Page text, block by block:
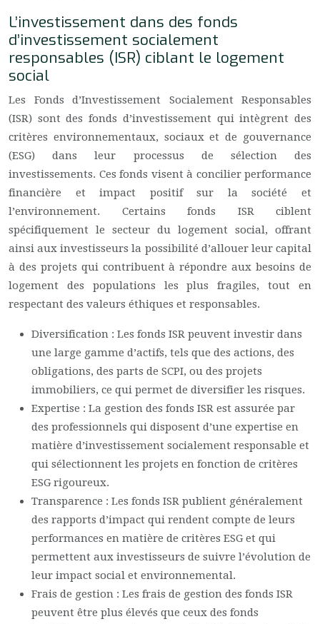
L’investissement dans des fonds
d’investissement socialement
responsables (ISR) ciblant le logement
social
Les Fonds d’Investissement Socialement Responsables
(ISR) sont des fonds d’investissement qui intègrent des
critères environnementaux, sociaux et de gouvernance
(ESG) dans leur processus de sélection des
investissements. Ces fonds visent à concilier performance
financière et impact positif sur la société et
l’environnement. Certains fonds ISR ciblent
spécifiquement le secteur du logement social, offrant
ainsi aux investisseurs la possibilité d’allouer leur capital
à des projets qui contribuent à répondre aux besoins de
logement des populations les plus fragiles, tout en
respectant des valeurs éthiques et responsables.
Diversification : Les fonds ISR peuvent investir dans
une large gamme d’actifs, tels que des actions, des
obligations, des parts de SCPI, ou des projets
immobiliers, ce qui permet de diversifier les risques.
Expertise : La gestion des fonds ISR est assurée par
des professionnels qui disposent d’une expertise en
matière d’investissement socialement responsable et
qui sélectionnent les projets en fonction de critères
ESG rigoureux.
Transparence : Les fonds ISR publient généralement
des rapports d’impact qui rendent compte de leurs
performances en matière de critères ESG et qui
permettent aux investisseurs de suivre l’évolution de
leur impact social et environnemental.
Frais de gestion : Les frais de gestion des fonds ISR
peuvent être plus élevés que ceux des fonds